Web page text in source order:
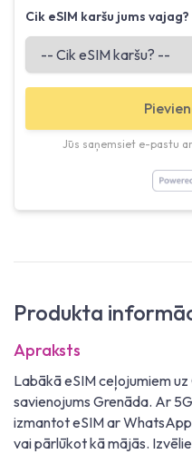
Cik eSIM karšu jums vajag?
Jūs saņemsiet e-pastu ar
Produkta
Apraksts
Labākā eSIM ceļojumiem
savienojums Grenāda. Ar
izmantot eSIM ar
vai pārlūkot kā mājās.